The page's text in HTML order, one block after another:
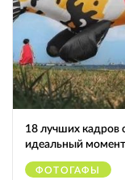
18 лучших кадров
идеальный момент
ФОТОГАФЫ